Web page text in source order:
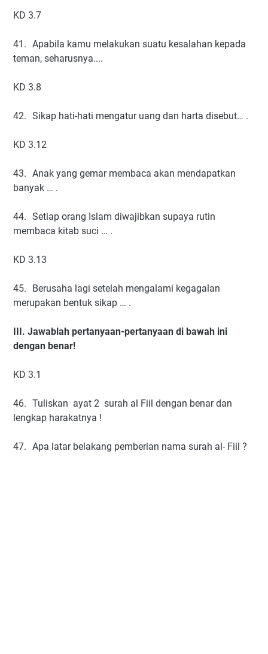
KD 3.7
41. Apabila kamu melakukan suatu kesalahan kepada
teman, seharusnya....
KD 3.8
42. Sikap hati-hati mengatur uang dan harta disebut… .
KD 3.12
43. Anak yang gemar membaca akan mendapatkan
banyak … .
44. Setiap orang Islam diwajibkan supaya rutin
membaca kitab suci … .
KD 3.13
45.
Berusaha lagi setelah mengalami kegagalan
merupakan bentuk sikap … .
III. Jawablah pertanyaan-pertanyaan di bawah ini
dengan benar!
KD 3.1
46. Tuliskan ayat 2 surah al Fiil dengan benar dan
lengkap harakatnya !
47. Apa latar belakang pemberian nama surah al- Fiil ?